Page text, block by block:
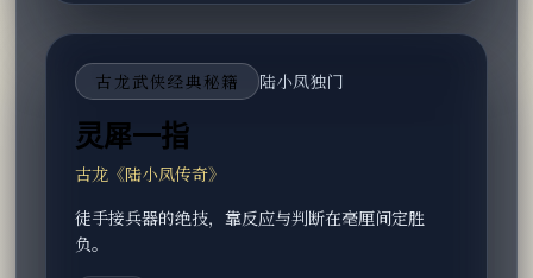
古龙武侠经典秘籍 陆小凤独门
灵犀一指
古龙《陆小凤传奇》
徒手接兵器的绝技，靠反应与判断在毫厘间定胜
负。